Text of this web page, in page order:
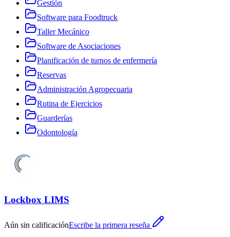
Gestión
Software para Foodtruck
Taller Mecánico
Software de Asociaciones
Planificación de turnos de enfermería
Reservas
Administración Agropecuaria
Rutina de Ejercicios
Guarderías
Odontología
Lockbox LIMS
Aún sin calificaciónEscribe la primera reseña